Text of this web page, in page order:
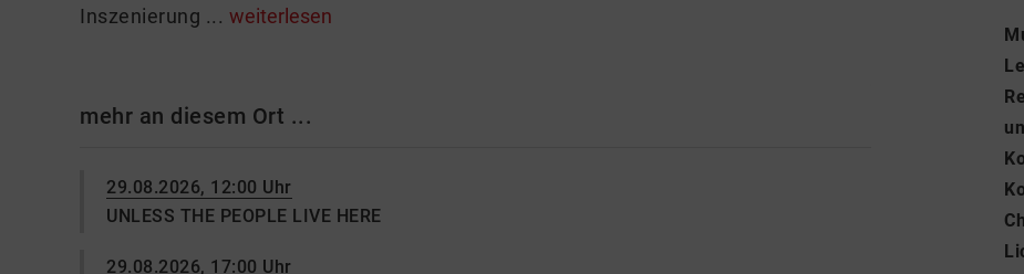
Inszenierung ... weiterlesen
mehr an diesem Ort ...
29.08.2026, 12:00 Uhr
UNLESS THE PEOPLE LIVE HERE
29.08.2026, 17:00 Uhr